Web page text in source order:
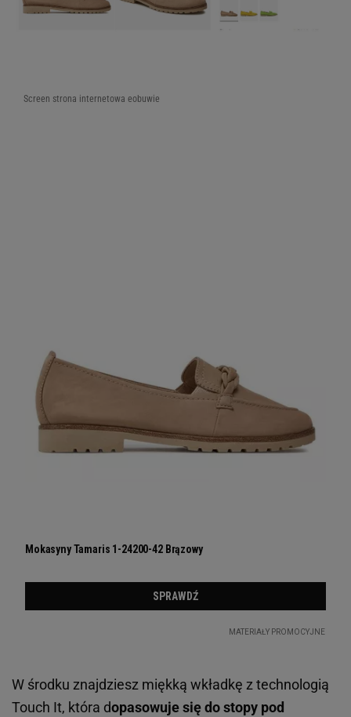
Screen strona internetowa eobuwie
W środku znajdziesz miękką wkładkę z technologią
Touch It, która dopasowuje się do stopy pod